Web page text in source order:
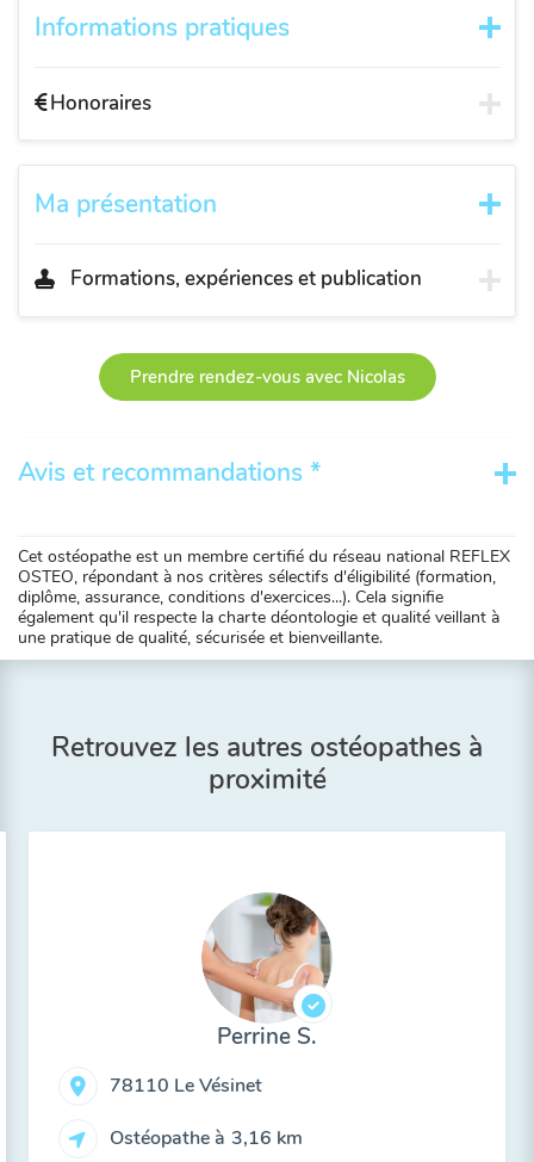
Informations pratiques
Honoraires
Ma présentation
Formations, expériences et publication
Prendre rendez-vous avec Nicolas
Avis et recommandations *
Cet ostéopathe est un membre certifié du réseau national REFLEX
OSTEO, répondant à nos critères sélectifs d'éligibilité (formation,
diplôme, assurance, conditions d'exercices...). Cela signifie
également qu'il respecte la charte déontologie et qualité veillant à
une pratique de qualité, sécurisée et bienveillante.
Retrouvez les autres ostéopathes à
proximité
Perrine S.
78110 Le Vésinet
Ostéopathe à 3,16 km